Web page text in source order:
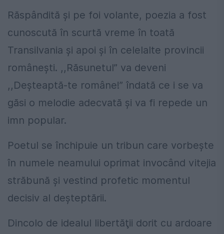
Răspândită şi pe foi volante, poezia a fost
cunoscută în scurtă vreme în toată
Transilvania şi apoi şi în celelalte provincii
româneşti. ,,Răsunetul” va deveni
,,Deşteaptă-te române!” îndată ce i se va
găsi o melodie adecvată şi va fi repede un
imn popular.
Poetul se închipuie un tribun care vorbeşte
în numele neamului oprimat invocând vitejia
străbună şi vestind profetic momentul
decisiv al deşteptării.
Dincolo de idealul libertăţii dorit cu ardoare